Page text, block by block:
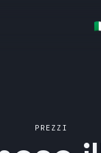
PREZZI